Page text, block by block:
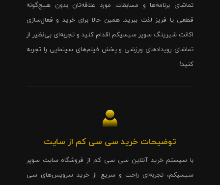
تماشای برنامه‌ها و مسابقات مورد علاقه‌تان بدون هیچ‌گونه
قطعی یا فریز لذت ببرید. همین حالا برای خرید و فعال‌سازی
اکانت شیرینگ سوپر سیسیکم اقدام کنید و تجربه‌ای بی‌نظیر از
تماشای رویدادهای ورزشی و پخش فیلم‌های سینمایی را تجربه
کنید!
توضیحات خرید سی سی کم از سایت
با سیستم خرید آنلاین سی سی کم از فروشگاه سایت سوپر
سیسیکم، تجربه‌ای راحت و سریع از خرید سرویس‌های سی